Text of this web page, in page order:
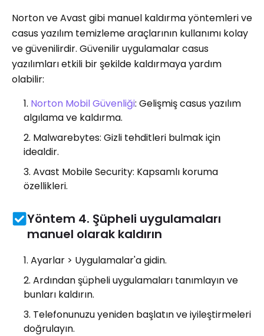
Norton ve Avast gibi manuel kaldırma yöntemleri ve
casus yazılım temizleme araçlarının kullanımı kolay
ve güvenilirdir. Güvenilir uygulamalar casus
yazılımları etkili bir şekilde kaldırmaya yardım
olabilir:
Norton Mobil Güvenliği: Gelişmiş casus yazılım
algılama ve kaldırma.
Malwarebytes: Gizli tehditleri bulmak için
idealdir.
Avast Mobile Security: Kapsamlı koruma
özellikleri.
Yöntem 4. Şüpheli uygulamaları
manuel olarak kaldırın
Ayarlar > Uygulamalar'a gidin.
Ardından şüpheli uygulamaları tanımlayın ve
bunları kaldırın.
Telefonunuzu yeniden başlatın ve iyileştirmeleri
doğrulayın.